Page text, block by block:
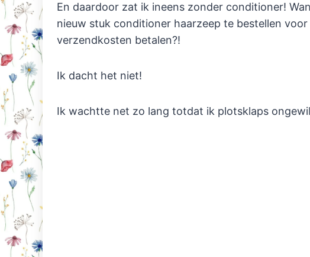
En daardoor zat ik ineens zonder conditioner!
nieuw stuk conditioner haarzeep te bestellen
verzendkosten betalen?!
Ik dacht het niet!
Ik wachtte net zo lang totdat ik plotsklaps